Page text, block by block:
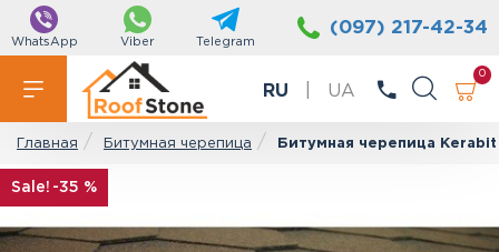
WhatsApp Viber Telegram
(097) 217-42-34
RU UA
0
Главная Битумная черепица Битумная черепица
-35 %